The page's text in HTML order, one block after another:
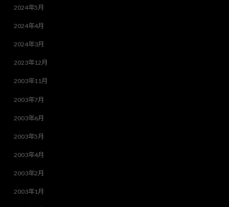
2024年5月
2024年4月
2024年3月
2023年12月
2003年11月
2003年7月
2003年6月
2003年5月
2003年4月
2003年2月
2003年1月